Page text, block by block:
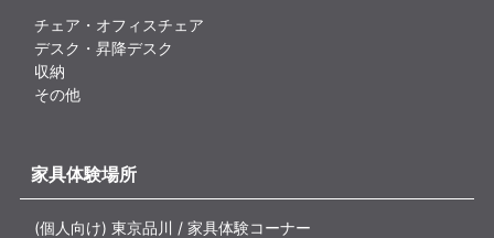
チェア・オフィスチェア
デスク・昇降デスク
収納
その他
家具体験場所
(個人向け) 東京品川 / 家具体験コーナー